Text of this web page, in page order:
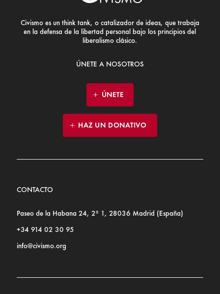
Civismo es un think tank, o catalizador de ideas, que trabaja
en la defensa de la libertad personal bajo los principios del
liberalismo clásico.
ÚNETE A NOSOTROS
ÚNETE
HAZ UN DONATIVO
CONTACTO
Paseo de la Habana 24, 2º 1, 28036 Madrid (España)
+34 914 02 30 95
info@civismo.org